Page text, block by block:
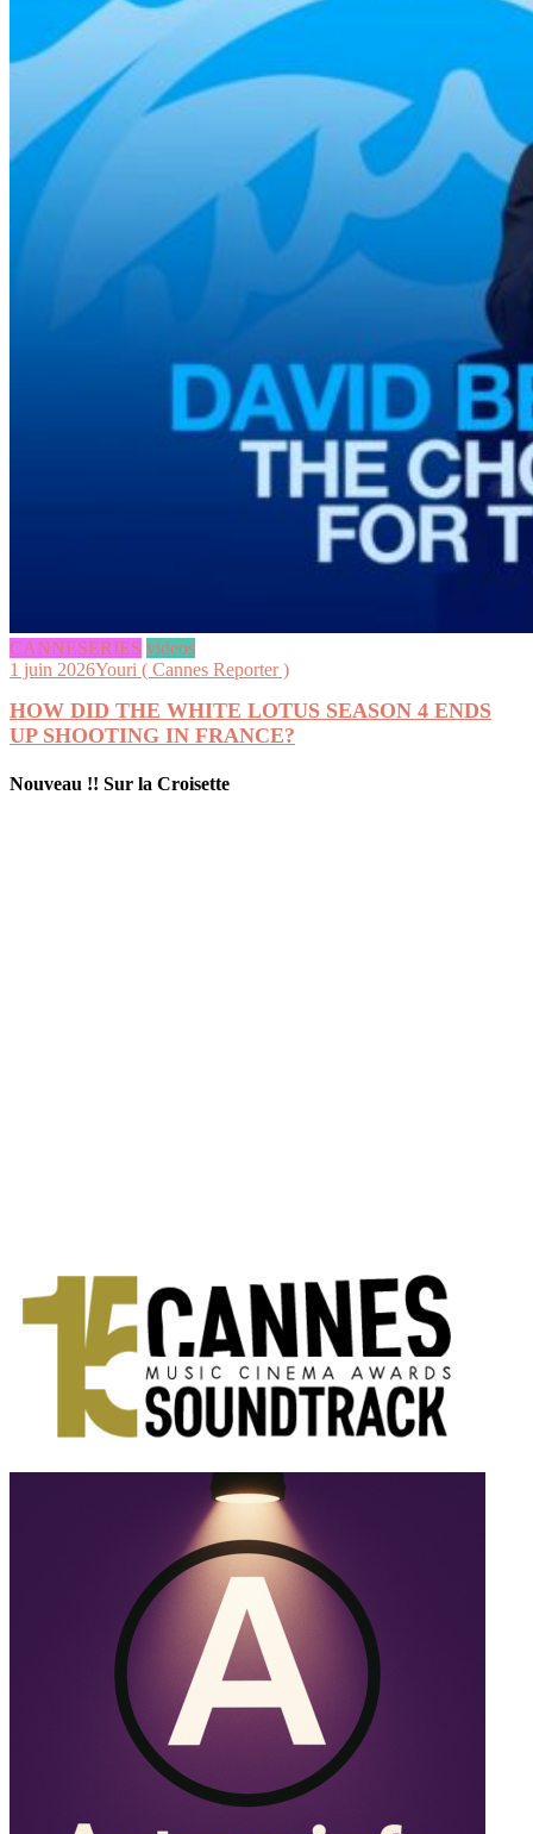
CANNESERIES videos
1 juin 2026Youri ( Cannes Reporter )
HOW DID THE WHITE LOTUS SEASON 4 ENDS
UP SHOOTING IN FRANCE?
Nouveau !! Sur la Croisette